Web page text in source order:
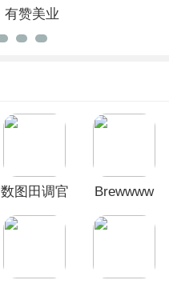
有赞美业
app
数图田调官
Brewwww